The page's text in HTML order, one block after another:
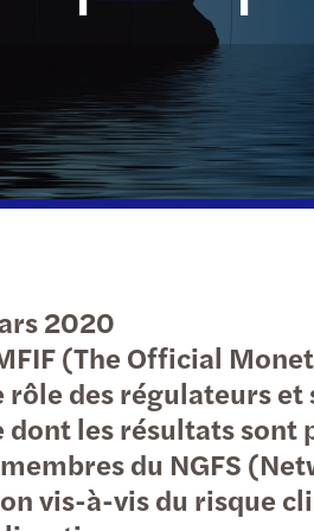
Appel d'offres
C-suite
Appel d'offres
Appel d’offres
2020
(The Official
rôle des régulateurs
les résultats sont
du NGFS
vis-à-vis du risque